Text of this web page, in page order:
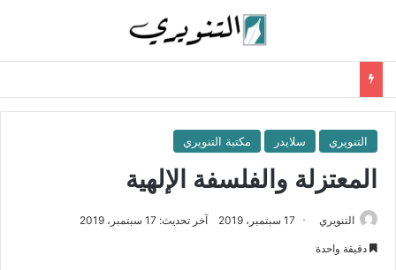
التنويري سلايدر مكتبة التنويري
المعتزلة والفلسفة الإلهية
التنويري 17 سبتمبر، 2019 آخر تحديث: 17 سبتمبر، 2019
دقيقة واحدة